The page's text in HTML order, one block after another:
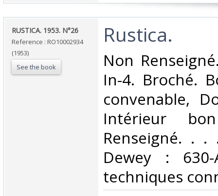
‎RUSTICA. 1953. N°26‎
Reference : RO10002934
(1953)
See the book
‎Rustica.‎
‎Non
In-4. Broché.
convenable,
Intérieur
Renseigné. . .
Dewey :
techniques